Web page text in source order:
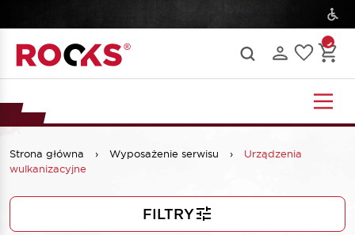
Strona główna › Wyposażenie serwisu ›
Urządzenia
wulkanizacyjne
FILTRY